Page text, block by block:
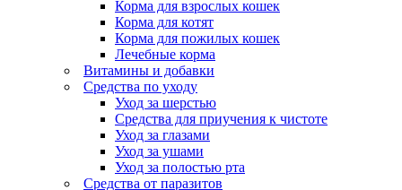
Корма для взрослых кошек
Корма для котят
Корма для пожилых кошек
Лечебные корма
Витамины и добавки
Средства по уходу
Уход за шерстью
Средства для приучения к чистоте
Уход за глазами
Уход за ушами
Уход за полостью рта
Средства от паразитов